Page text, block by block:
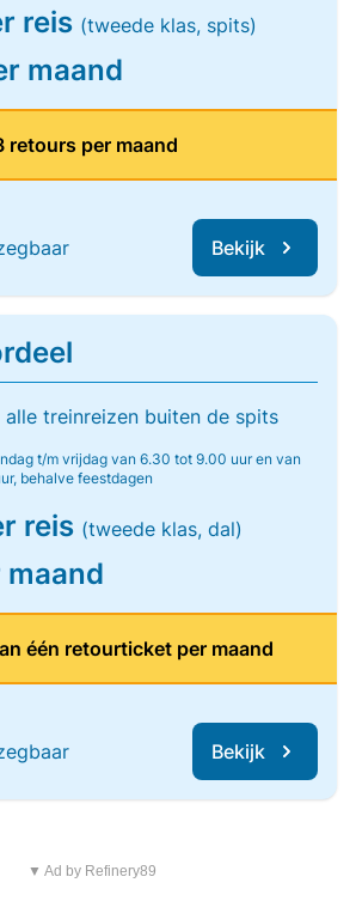
reis (tweede klas, spits)
maand
retours per maand
Bekijk
treinreizen buiten de spits
t/m vrijdag van 6.30 tot 9.00 uur en van
behalve feestdagen
reis (tweede klas, dal)
één retourticket per maand
Bekijk
▼ Ad by Refinery89